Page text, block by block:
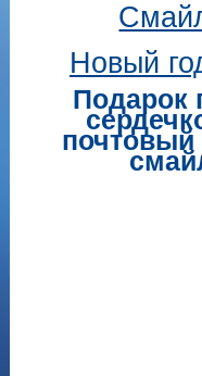
Новый
Подарок
почтовый